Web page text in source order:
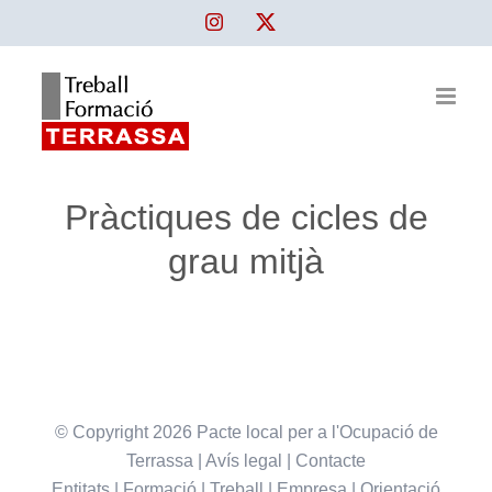
content
InstagramTwitter
Pràctiques de cicles de
grau mitjà
© Copyright 2026 Pacte local per a l'Ocupació de
Terrassa | Avís legal
Contacte